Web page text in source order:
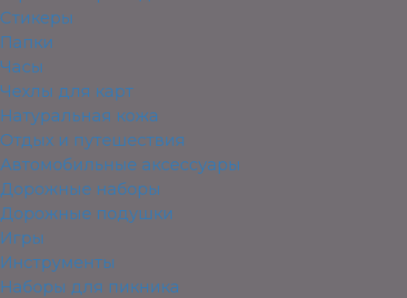
Стикеры
Папки
Часы
Чехлы для карт
Натуральная кожа
Отдых и путешествия
Автомобильные аксессуары
Дорожные наборы
Дорожные подушки
Игры
Инструменты
Наборы для пикника